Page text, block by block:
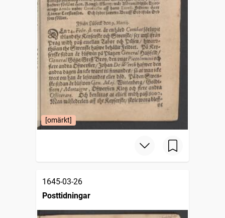
[omärkt]
1645-03-26
Posttidningar